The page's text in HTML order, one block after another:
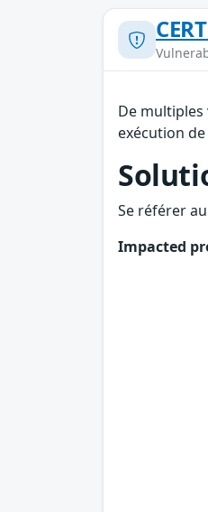
De
exécution
Se référer
Impacted